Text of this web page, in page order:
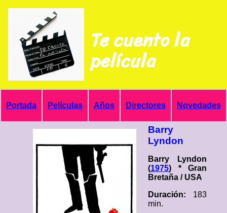
Te cuento la
película
Portada Películas Años Directores Novedades
Barry
Lyndon
Barry Lyndon
(1975) * Gran
Bretaña / USA
Duración: 183
min.